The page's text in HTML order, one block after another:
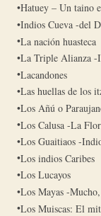
Hatuey – Un taino
Indios Cueva -del
La nación huasteca
La Triple Alianza -
Lacandones
Las huellas de los
Los Añú o
Los Calusa -La
Los Guaitiaos -
Los indios Caribes
Los Lucayos
Los Mayas -
Los Muiscas: El